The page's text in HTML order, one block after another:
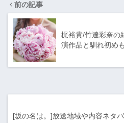
前の記事
梶裕貴/竹達彩奈の
演作品と馴れ初め
[坂の名は。]放送地域や内容ネタ